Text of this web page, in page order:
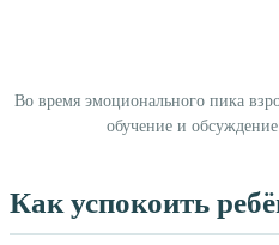
Во время эмоционального пика
обучение и
Как успокоить